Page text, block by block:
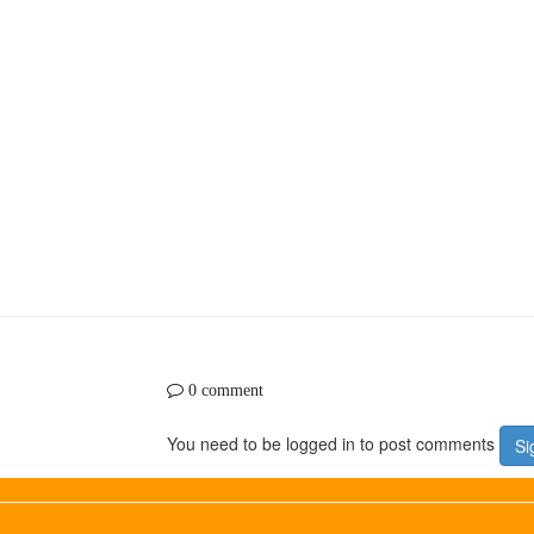
0 comment
You need to be logged in to post comments